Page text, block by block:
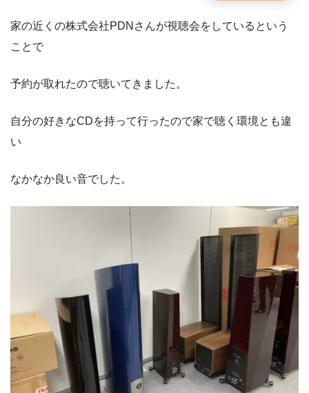
家の近くの株式会社PDNさんが視聴会をしているという
ことで
予約が取れたので聴いてきました。
自分の好きなCDを持って行ったので家で聴く環境とも違
い
なかなか良い音でした。